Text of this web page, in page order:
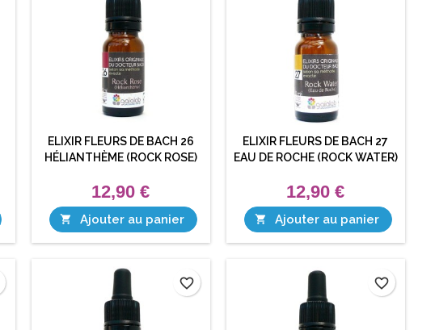
ELIXIR FLEURS DE BACH 26
HÉLIANTHÈME (ROCK ROSE)
12,90 €
 Ajouter au panier
ELIXIR FLEURS DE BACH 27
EAU DE ROCHE (ROCK WATER)
12,90 €
 Ajouter au panier
favorite_border favorite_border